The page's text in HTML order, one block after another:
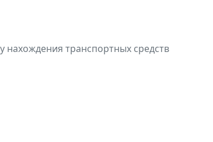
нахождения транспортных средств